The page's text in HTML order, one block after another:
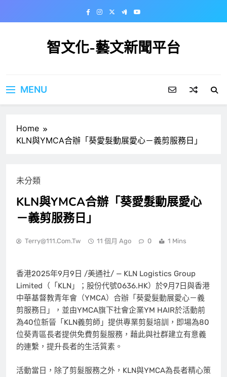
智文化-藝文新聞平台
MENU
Home
KLN與YMCA合辦「葵愛髮動展愛心－義剪服務日」
未分類
KLN與YMCA合辦「葵愛髮動展愛心
－義剪服務日」
Terry@111.com.tw 11 個月 Ago 0 1 Mins
香港2025年9月9日 /美通社/ — KLN Logistics Group
Limited（「KLN」；股份代號0636.HK）於9月7日與香港
中華基督教青年會（YMCA）合辦「葵愛髮動展愛心－義
剪服務日」，並由YMCA旗下社會企業YM HAIR於活動前
為40位新晉「KLN義剪師」提供專業剪髮培訓，即場為80
位葵青區長者提供免費剪髮服務，藉此與社群建立有意義
的連繫，提升長者的生活質素。
活動當日，除了剪髮服務之外，KLN與YMCA為長者精心策